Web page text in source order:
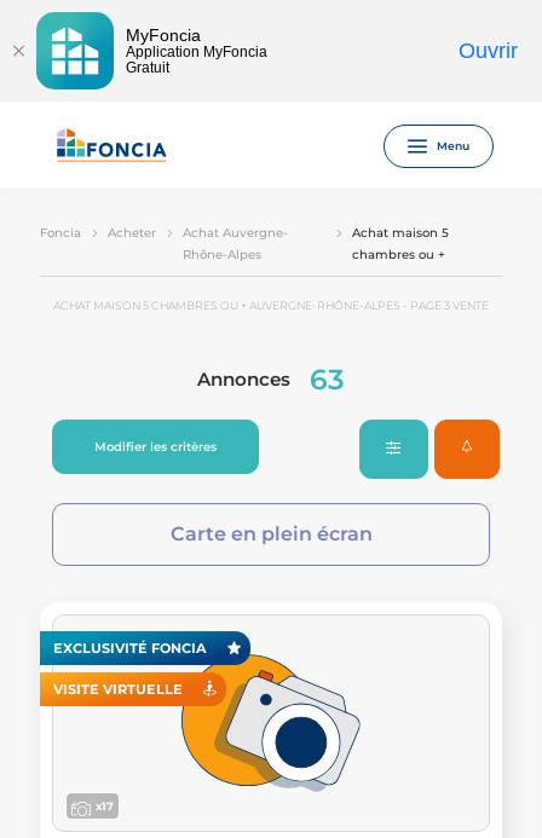
MyFoncia
Application MyFoncia
Gratuit
Ouvrir
Menu
Foncia Acheter
Achat Auvergne-
Rhône-Alpes
Achat maison 5
chambres ou +
ACHAT MAISON 5 CHAMBRES OU + AUVERGNE-RHÔNE-ALPES - PAGE 3 VENTE
Annonces 63
Modifier les critères
Carte en plein écran
EXCLUSIVITÉ FONCIA
VISITE VIRTUELLE
x17